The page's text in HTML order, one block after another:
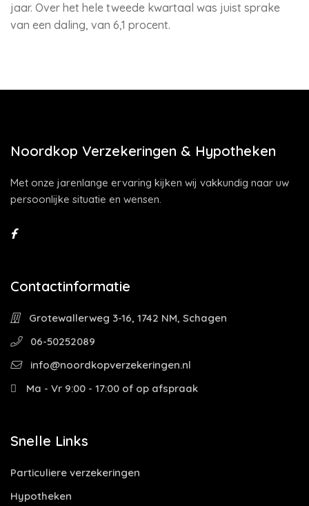
jaar. Over het hele tweede kwartaal was juist sprake
van een daling, van 6,1 procent.
Noordkop Verzekeringen & Hypotheken
Met onze jarenlange ervaring kijken wij vakkundig naar uw
persoonlijke situatie en wensen.
Contactinformatie
Grotewallerweg 3-16, 1742 NM, Schagen
06-50252089
info@noordkopverzekeringen.nl
Ma - Vr 9:00 - 17:00 of op afspraak
Snelle Links
Particuliere verzekeringen
Hypotheken